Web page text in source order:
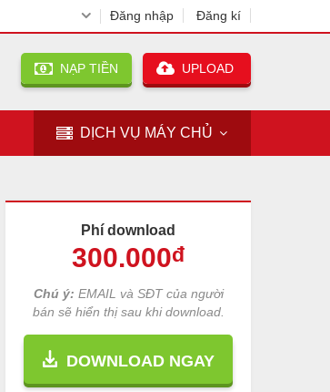
Đăng nhập Đăng kí
NẠP TIỀN UPLOAD
DỊCH VỤ MÁY CHỦ
Phí download
300.000đ
Chú ý: EMAIL và SĐT của người
bán sẽ hiển thị sau khi download.
DOWNLOAD NGAY